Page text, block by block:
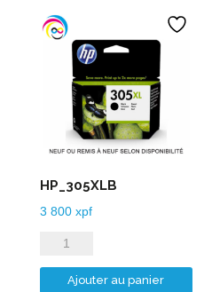
HP_305XLB
3 800 xpf
quantité
de
HP_305XLB
Ajouter au panier